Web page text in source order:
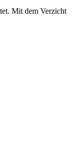
Mit dem Verzicht